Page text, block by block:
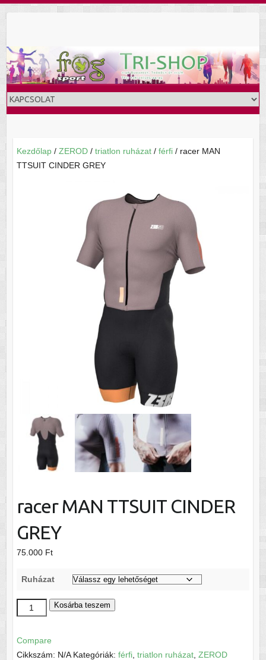
Kezdőlap/ ZEROD/ triatlon ruházat/ férfi/ racer MAN
TTSUIT CINDER GREY
racer MAN TTSUIT CINDER
GREY
75.000 Ft
Ruházat
racer
MAN
CINDER
Kosárba teszem
Compare
Cikkszám: N/A Kategóriák: férfi, triatlon ruházat, ZEROD